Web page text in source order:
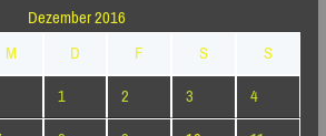
Dezember 2016
M D F S
S
1
2 3
4